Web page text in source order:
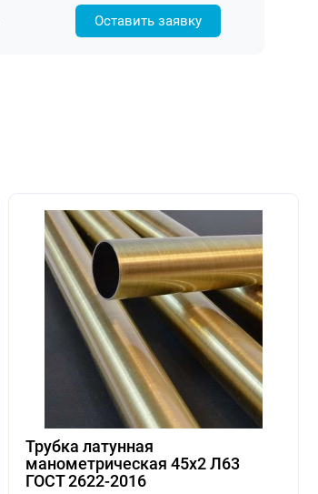
Оставить заявку
Трубка латунная
манометрическая 45х2 Л63
ГОСТ 2622-2016